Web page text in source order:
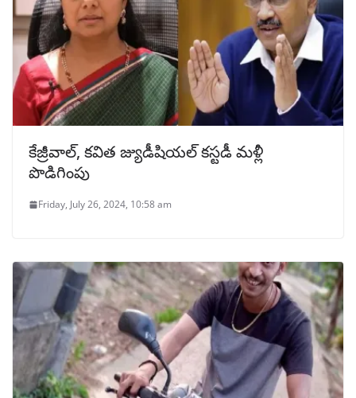
కేజ్రీవాల్‌, కవిత జ్యుడీషియల్‌ కస్టడీ మళ్లీ
పొడిగింపు
Friday, July 26, 2024, 10:58 am